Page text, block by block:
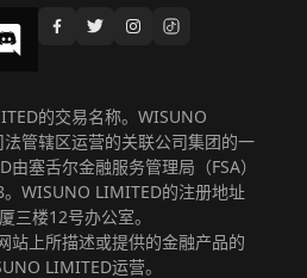
的交易名称。WISUNO
管辖区运营的关联公司集团的一
塞舌尔金融服务管理局（FSA）
WISUNO LIMITED的注册地址
三楼12号办公室。
站上所描述或提供的金融产品的
LIMITED运营。